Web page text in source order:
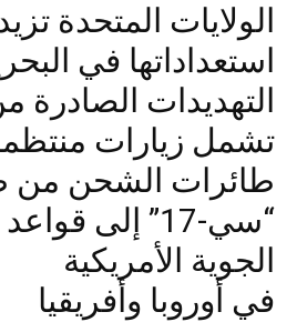
الولايات المتحدة
استعداداتها في
التهديدات الصادرة
تشمل زيارات
طائرات الشحن من
“سي-17” إلى
الجوية الأمريكية
في أوروبا وأفريقيا